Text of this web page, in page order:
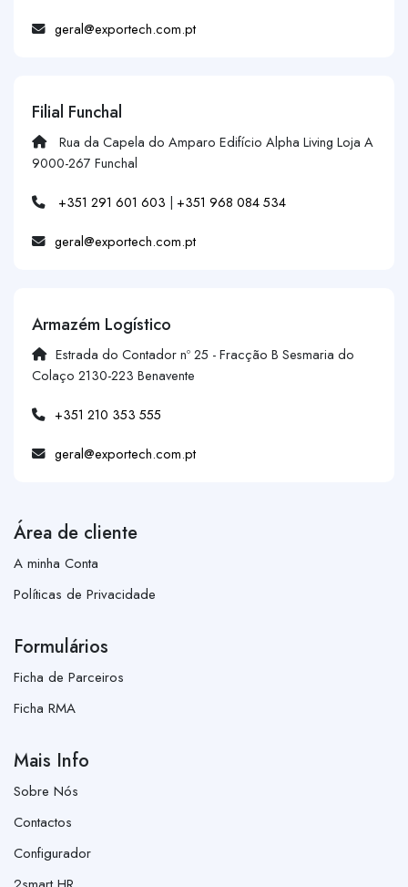
geral@exportech.com.pt
Filial Funchal
Rua da Capela do Amparo Edifício Alpha Living Loja A
9000-267 Funchal
+351 291 601 603 | +351 968 084 534
geral@exportech.com.pt
Armazém Logístico
Estrada do Contador nº 25 - Fracção B Sesmaria do
Colaço 2130-223 Benavente
+351 210 353 555
geral@exportech.com.pt
Área de cliente
A minha Conta
Políticas de Privacidade
Formulários
Ficha de Parceiros
Ficha RMA
Mais Info
Sobre Nós
Contactos
Configurador